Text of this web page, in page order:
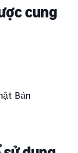
cung
Bản